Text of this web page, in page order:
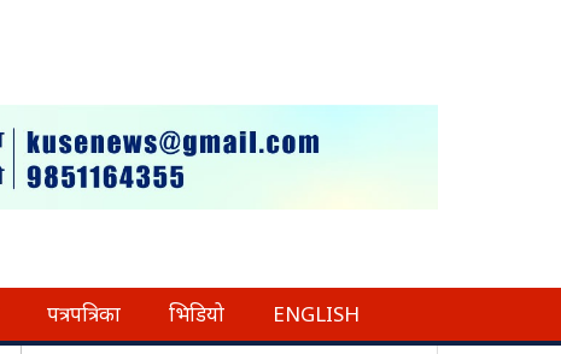
पत्रपत्रिका भिडियो ENGLISH